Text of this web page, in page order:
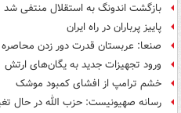
بازگشت اندونگ به استقلال منتفی شد
پاییز پرباران در راه ایران
صنعا: عربستان قدرت دور زدن محاصره
ورود تجهیزات جدید به یگان‌های ارتش
خشم ترامپ از افشای کمبود موشک
رسانه صهیونیست: حزب الله در حال